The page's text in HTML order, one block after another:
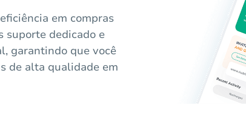
em compras
suporte dedicado e
garantindo que você
de alta qualidade em